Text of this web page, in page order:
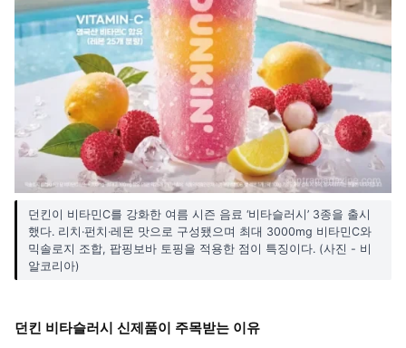
던킨이 비타민C를 강화한 여름 시즌 음료 ‘비타슬러시’ 3종을 출시
했다. 리치·펀치·레몬 맛으로 구성됐으며 최대 3000mg 비타민C와
믹솔로지 조합, 팝핑보바 토핑을 적용한 점이 특징이다. (사진 - 비
알코리아)
던킨 비타슬러시 신제품이 주목받는 이유